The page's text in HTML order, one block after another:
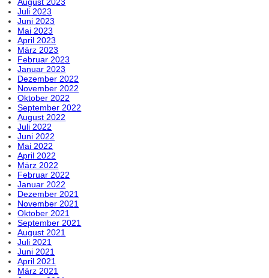
Juli 2023
Juni 2023
Mai 2023
April 2023
März 2023
Februar 2023
Januar 2023
Dezember 2022
November 2022
Oktober 2022
September 2022
August 2022
Juli 2022
Juni 2022
Mai 2022
April 2022
März 2022
Februar 2022
Januar 2022
Dezember 2021
November 2021
Oktober 2021
September 2021
August 2021
Juli 2021
Juni 2021
April 2021
März 2021